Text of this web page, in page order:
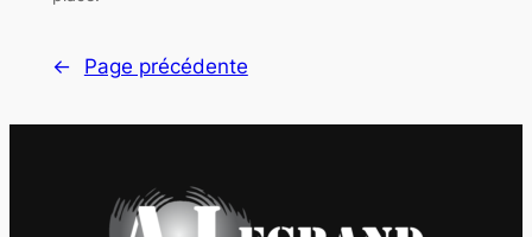
← Page précédente